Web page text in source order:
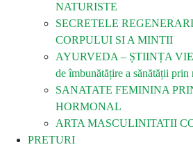
NATURISTE
SECRETELE
CORPULUI SI A MINTII
AYURVEDA – ȘTIINȚA
de îmbunătățire a sănătății prin
SANATATE FEMININA
HORMONAL
ARTA MASCULINITATII
PRETURI